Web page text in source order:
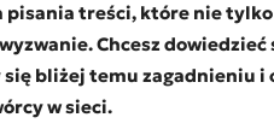
treści, które nie tylko
Chcesz
bliżej temu zagadnieniu i
w sieci.